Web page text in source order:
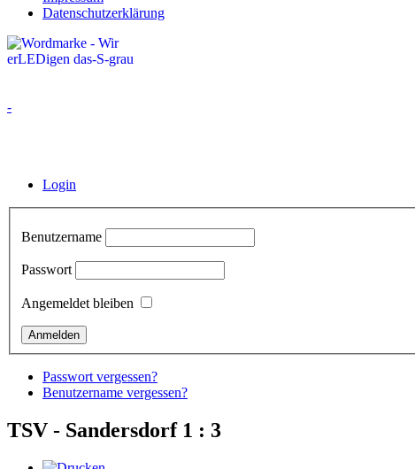
Datenschutzerklärung
-
Login
Benutzername
Passwort
Angemeldet bleiben
Passwort vergessen?
Benutzername vergessen?
TSV - Sandersdorf 1 : 3